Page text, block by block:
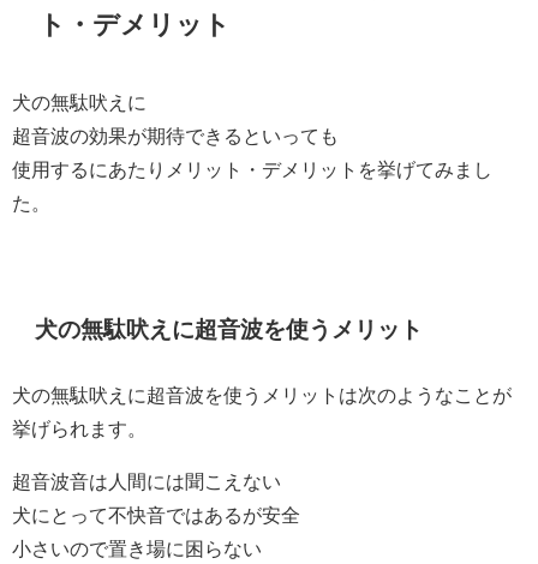
ト・デメリット
犬の無駄吠えに
超音波の効果が期待できるといっても
使用するにあたりメリット・デメリットを挙げてみまし
た。
犬の無駄吠えに超音波を使うメリット
犬の無駄吠えに超音波を使うメリットは次のようなことが
挙げられます。
超音波音は人間には聞こえない
犬にとって不快音ではあるが安全
小さいので置き場に困らない